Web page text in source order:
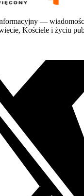
—
Kościele i życiu